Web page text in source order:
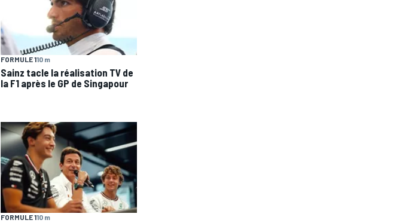
FORMULE 110 m
Sainz tacle la réalisation TV de
la F1 après le GP de Singapour
FORMULE 110 m